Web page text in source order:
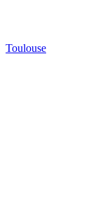
Toulouse